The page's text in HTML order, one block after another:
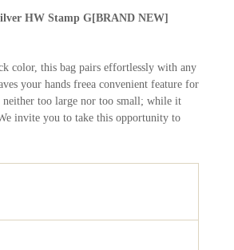
HW Stamp G[BRAND NEW]
color, this bag pairs effortlessly with any
your hands freea convenient feature for
neither too large nor too small; while it
invite you to take this opportunity to